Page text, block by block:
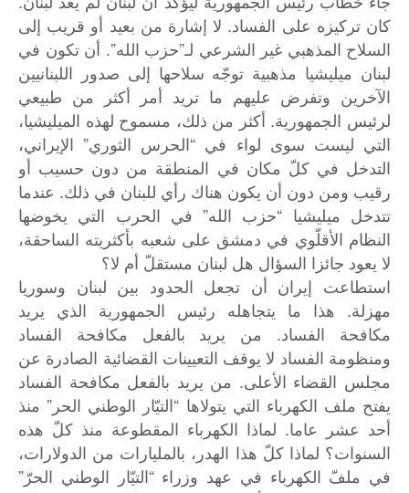
كان تركيزه على الفساد. لا إشارة من بعيد أو قريب إلى
السلاح المذهبي غير الشرعي لـ”حزب الله”. أن تكون في
لبنان ميليشيا مذهبية توجّه سلاحها إلى صدور اللبنانيين
الآخرين وتفرض عليهم ما تريد أمر أكثر من طبيعي
لرئيس الجمهورية. أكثر من ذلك، مسموح لهذه الميليشيا،
التي ليست سوى لواء في “الحرس الثوري” الإيراني،
التدخل في كلّ مكان في المنطقة من دون حسيب أو
رقيب ومن دون أن يكون هناك رأي للبنان في ذلك. عندما
تتدخل ميليشيا “حزب الله” في الحرب التي يخوضها
النظام الأقلّوي في دمشق على شعبه بأكثريته الساحقة،
لا يعود جائزا السؤال هل لبنان مستقلّ أم لا؟
استطاعت إيران أن تجعل الحدود بين لبنان وسوريا
مهزلة. هذا ما يتجاهله رئيس الجمهورية الذي يريد
مكافحة الفساد. من يريد بالفعل مكافحة الفساد
ومنظومة الفساد لا يوقف التعيينات القضائية الصادرة عن
مجلس القضاء الأعلى. من يريد بالفعل مكافحة الفساد
يفتح ملف الكهرباء التي يتولاها “التيّار الوطني الحر” منذ
أحد عشر عاما. لماذا الكهرباء المقطوعة منذ كلّ هذه
السنوات؟ لماذا كلّ هذا الهدر، بالمليارات من الدولارات،
في ملفّ الكهرباء في عهد وزراء “التيّار الوطني الحرّ”